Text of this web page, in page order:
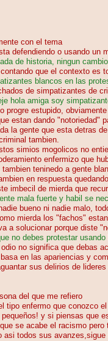
con el tema
defendiendo o usando un
de historia, ningun
que el contexto es
blancos en las
de simpatizantes de
hola amiga soy
progre estupido,
estan dando "notoriedad"
la gente que esta detras
tambien.
simios mogolicos no
enfermizo que
teninedo a gente
en respuesta
imbecil de mierda que
mala fuerte y habil se
bueno ni nadie malo,
mierda los "fachos"
a solucionar porque diste
no debes protestar
no significa que debas
en las apariencias y
sus delirios de
del que me refiero
tipo enfermo que conozco
y si piensas que
se acabe el racismo
asi todos sus